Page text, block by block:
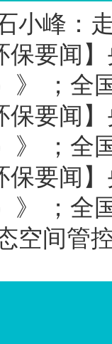
小峰：
保要闻
》 ；
保要闻
》 ；
保要闻
》 ；
空间管